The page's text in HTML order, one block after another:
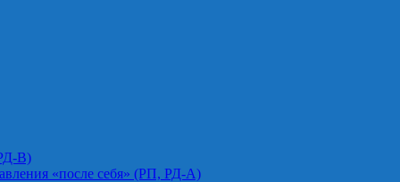
В)
«после себя» (РП, РД-А)